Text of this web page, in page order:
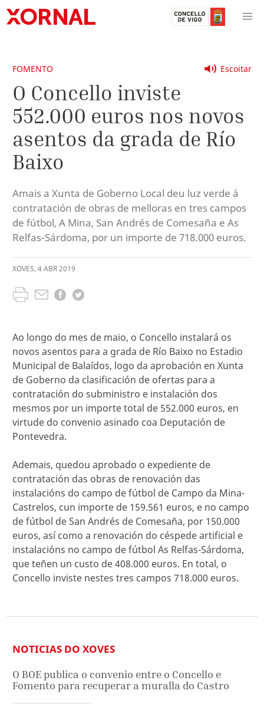
Escoitar
FOMENTO
O Concello inviste
552.000 euros nos novos
asentos da grada de Río
Baixo
Amais a Xunta de Goberno Local deu luz verde á
contratación de obras de melloras en tres campos
de fútbol, A Mina, San Andrés de Comesaña e As
Relfas-Sárdoma, por un importe de 718.000 euros.
XOVES, 4ABR2019
Ao longo do mes de maio, o Concello instalará os
novos asentos para a grada de Río Baixo no Estadio
Municipal de Balaídos, logo da aprobación en Xunta
de Goberno da clasificación de ofertas para a
contratación do subministro e instalación dos
mesmos por un importe total de 552.000 euros, en
virtude do convenio asinado coa Deputación de
Pontevedra.
Ademais, quedou aprobado o expediente de
contratación das obras de renovación das
instalacións do campo de fútbol de Campo da Mina-
Castrelos, cun importe de 159.561 euros, e no campo
de fútbol de San Andrés de Comesaña, por 150.000
euros, así como a renovación do céspede artificial e
instalacións no campo de fútbol As Relfas-Sárdoma,
que teñen un custo de 408.000 euros. En total, o
Concello inviste nestes tres campos 718.000 euros.
NOTICIAS DO XOVES
O BOE publica o convenio entre o Concello e
Fomento para recuperar a muralla do Castro